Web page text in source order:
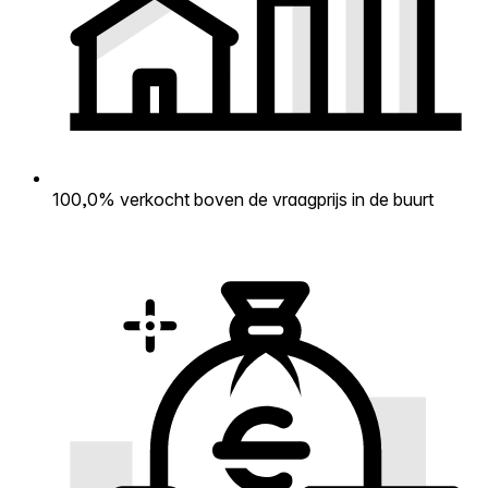
100,0% verkocht boven de vraagprijs in de buurt